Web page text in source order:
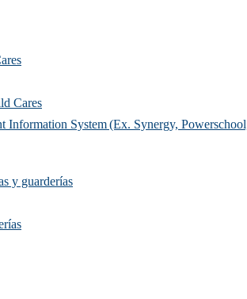
Cares
System (Ex. Synergy,
y guarderías